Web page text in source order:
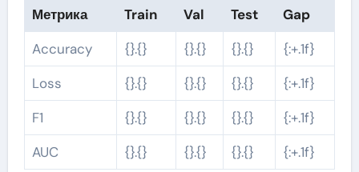
Метрика Train Val Test
Gap
Accuracy
{}.{} {}.{} {}.{}
{:+.1f}
Loss
{}.{} {}.{} {}.{}
{:+.1f}
F1
{}.{} {}.{} {}.{}
{:+.1f}
AUC
{}.{} {}.{} {}.{} {:+.1f}